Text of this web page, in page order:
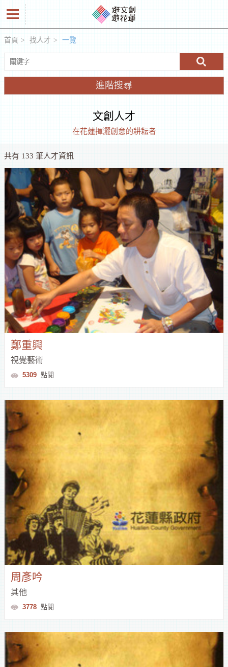
品
意
人
工
作
室
逛
文
創
遊
花
蓮
化
體
驗
逛
市
集
補
助
資
訊
首頁 找人才 一覽
進階搜尋
文創人才
在花蓮揮灑創意的耕耘者
共有 133 筆人才資訊
鄭重興
視覺藝術
5309 點閱
周彥吟
其他
3778 點閱